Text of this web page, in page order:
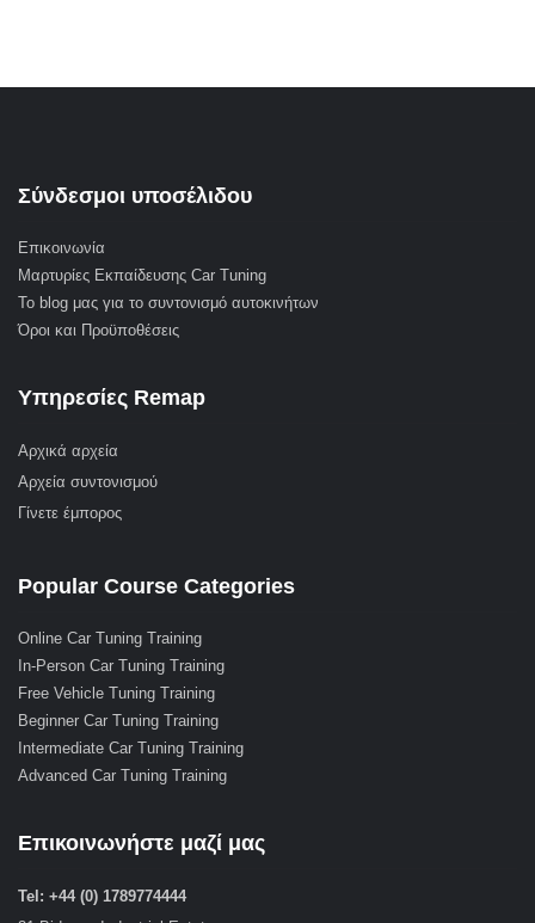
Σύνδεσμοι υποσέλιδου
Επικοινωνία
Μαρτυρίες Εκπαίδευσης Car Tuning
Το blog μας για το συντονισμό αυτοκινήτων
Όροι και Προϋποθέσεις
Υπηρεσίες Remap
Αρχικά αρχεία
Αρχεία συντονισμού
Γίνετε έμπορος
Popular Course Categories
Online Car Tuning Training
In-Person Car Tuning Training
Free Vehicle Tuning Training
Beginner Car Tuning Training
Intermediate Car Tuning Training
Advanced Car Tuning Training
Επικοινωνήστε μαζί μας
Tel: +44 (0) 1789774444